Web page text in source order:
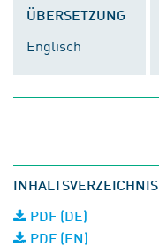
ÜBERSETZUNG
Englisch
INHALTSVERZEICHNIS
PDF (DE)
PDF (EN)